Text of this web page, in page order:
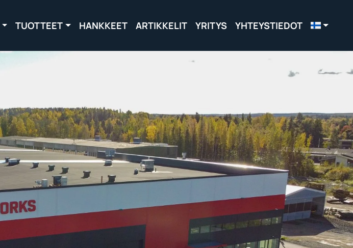
TUOTTEET HANKKEET ARTIKKELIT YRITYS YHTEYSTIEDOT